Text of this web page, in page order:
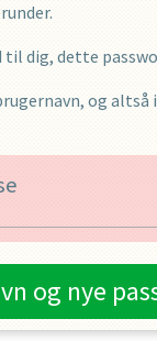
dig, dette
og
og nye